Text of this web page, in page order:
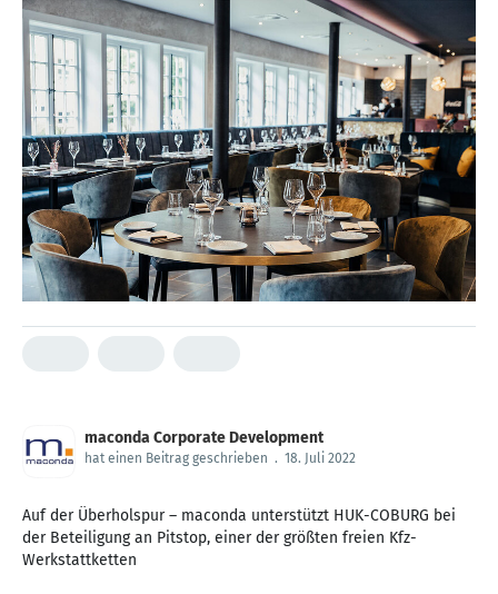
maconda Corporate Development
hat einen Beitrag geschrieben . 18. Juli 2022
Auf der Überholspur – maconda unterstützt HUK-COBURG bei
der Beteiligung an Pitstop, einer der größten freien Kfz-
Werkstattketten